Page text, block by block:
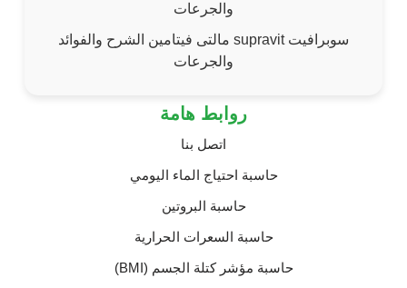
والجرعات
سوبرافيت supravit مالتى فيتامين الشرح والفوائد
والجرعات
روابط هامة
اتصل بنا
حاسبة احتياج الماء اليومي
حاسبة البروتين
حاسبة السعرات الحرارية
حاسبة مؤشر كتلة الجسم (BMI)